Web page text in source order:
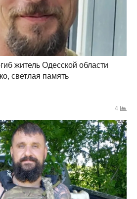
житель Одесской области
светлая память
4